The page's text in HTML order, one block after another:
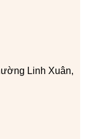
Linh Xuân,